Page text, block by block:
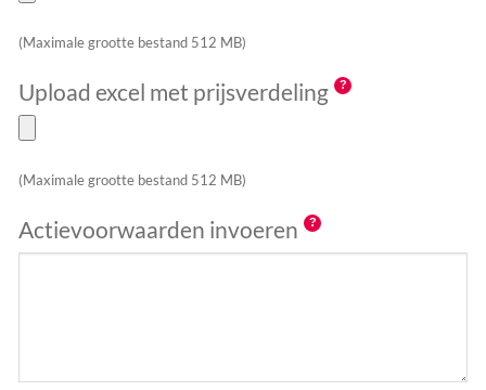
(Maximale grootte bestand 512 MB)
Upload excel met prijsverdeling
(Maximale grootte bestand 512 MB)
Actievoorwaarden invoeren